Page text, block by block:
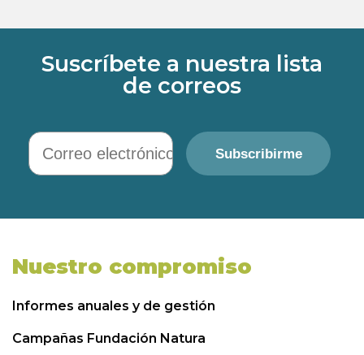
Suscríbete a nuestra lista
de correos
Correo electrónico
Subscribirme
Nuestro compromiso
Informes anuales y de gestión
Campañas Fundación Natura